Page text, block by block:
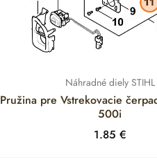
Náhradné diely STIHL
Pružina pre Vstrekovacie
500i
1.85 €